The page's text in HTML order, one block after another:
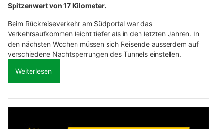
Spitzenwert von 17 Kilometer.
Beim Rückreiseverkehr am Südportal war das
Verkehrsaufkommen leicht tiefer als in den letzten Jahren. In
den nächsten Wochen müssen sich Reisende ausserdem auf
verschiedene Nachtsperrungen des Tunnels einstellen.
Weiterlesen